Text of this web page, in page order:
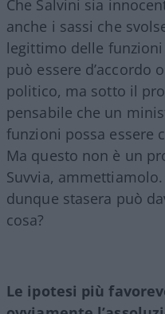
Che Salvini sia
anche i sassi che
legittimo delle
può essere d’accordo
politico, ma sotto il
pensabile che un
funzioni possa essere
Ma questo non è un
Suvvia, ammettiamolo.
dunque stasera può
cosa?
Le ipotesi più